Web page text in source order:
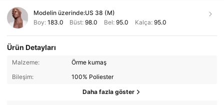
Modelin üzerinde:US 38 (M)
Boy: 183.0 Büst:98.0 Bel: 95.0 Kalça: 95.0
Ürün Detayları
Malzeme:
Örme kumaş
Bileşim:
100% Poliester
Daha fazla göster